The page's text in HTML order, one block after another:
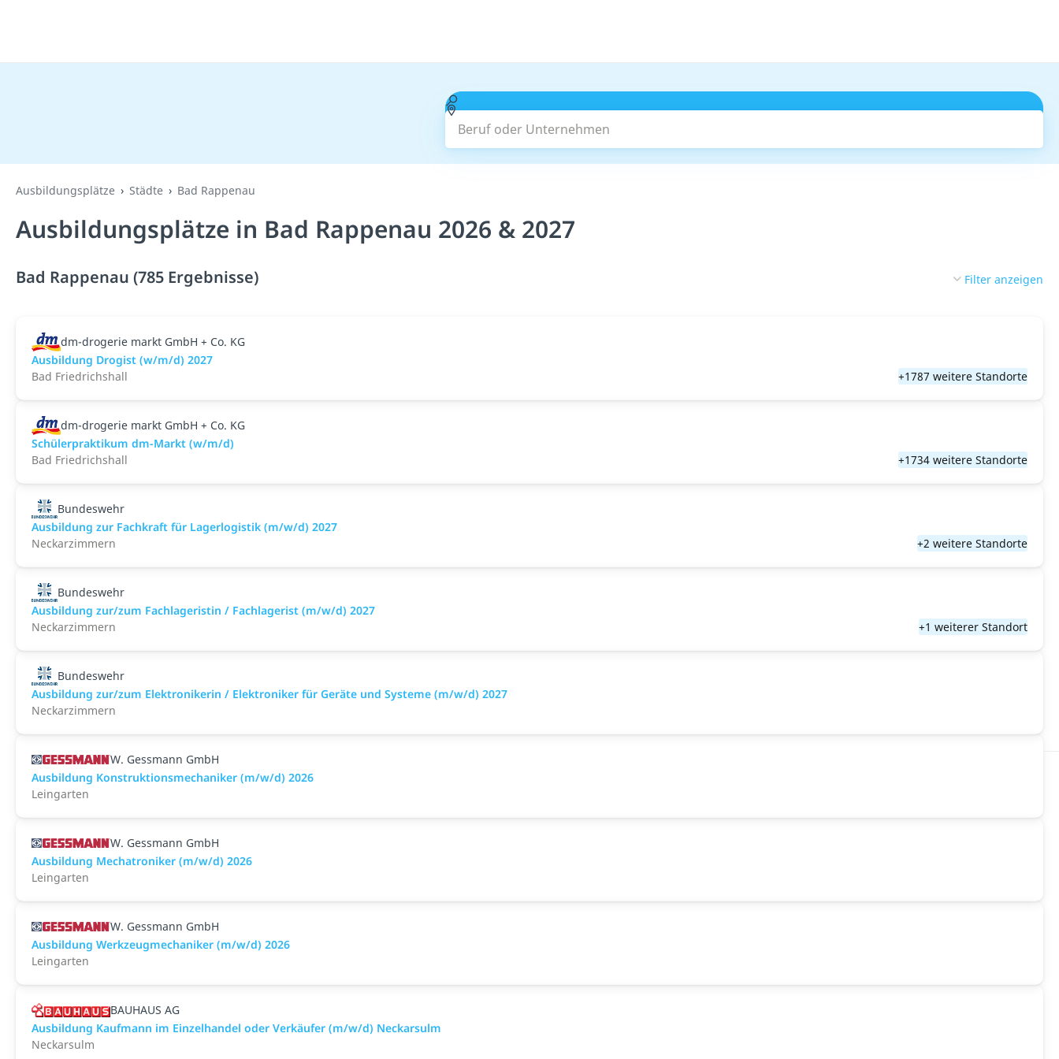
Beruf oder Unternehmen
Ausbildungsplätze Städte Bad Rappenau
Ausbildungsplätze in Bad Rappenau 2026 & 2027
Bad Rappenau (785 Ergebnisse) Filter anzeigen
dm-drogerie markt GmbH + Co. KG
Ausbildung Drogist (w/m/d) 2027
Bad Friedrichshall
+1787 weitere Standorte
dm-drogerie markt GmbH + Co. KG
Schülerpraktikum dm-Markt (w/m/d)
Bad Friedrichshall
+1734 weitere Standorte
Bundeswehr
Ausbildung zur Fachkraft für Lagerlogistik (m/w/d) 2027
Neckarzimmern
+2 weitere Standorte
Bundeswehr
Ausbildung zur/zum Fachlageristin / Fachlagerist (m/w/d) 2027
Neckarzimmern
+1 weiterer Standort
Bundeswehr
Ausbildung zur/zum Elektronikerin / Elektroniker für Geräte und Systeme (m/w/d) 2027
Neckarzimmern
W. Gessmann GmbH
Ausbildung Konstruktionsmechaniker (m/w/d) 2026
Leingarten
W. Gessmann GmbH
Ausbildung Mechatroniker (m/w/d) 2026
Leingarten
W. Gessmann GmbH
Ausbildung Werkzeugmechaniker (m/w/d) 2026
Leingarten
BAUHAUS AG
Ausbildung Kaufmann im Einzelhandel oder Verkäufer (m/w/d) Neckarsulm
Neckarsulm